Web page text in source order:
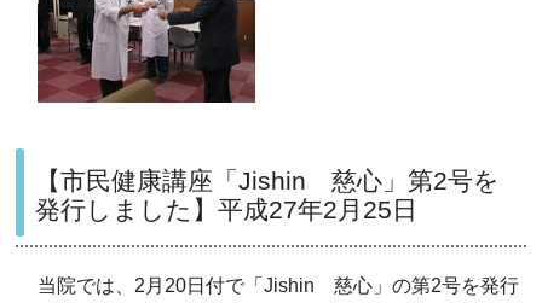
【市民健康講座「Jishin 慈心」第2号を
発行しました】平成27年2月25日
当院では、2月20日付で「Jishin 慈心」の第2号を発行